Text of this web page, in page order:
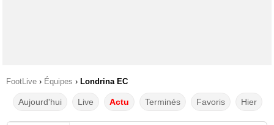
FootLive › Équipes › Londrina EC
Aujourd'hui Live Actu Terminés Favoris Hier